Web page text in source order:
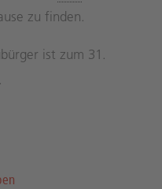
zu finden.
ist zum 31.